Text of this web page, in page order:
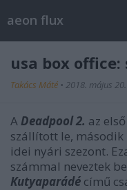
aeon flux
usa box
Takács Máté • 2018. május 20.
ADeadpool 2. az
szállított le, második
idei nyári szezont.
számmal neveztek
Kutyaparádé című